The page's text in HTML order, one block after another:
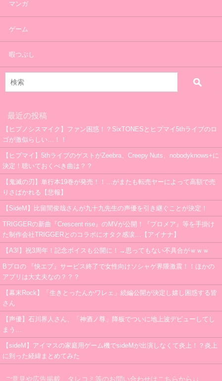
マンガ
ゲーム
暇つぶし
最近の投稿
【ヒプノシスマイク】ファン困惑！？SixTONESとヒプマイ5thライブのロ
ゴが激似らしい…！！
【ヒプマイ】5thライブのゲストがZeebra、Creepy Nuts、nobodyknows+に
決定！聴いておくべき曲は？？
【鬼滅の刃】単行本19巻が発売！！…がまたも転売ヤーによって高額で売
りさばかれる【悲報】
【SideM】比留間俊哉さんが九十九先生の声優を引き継ぐことが決定！
TRIGGERの新曲『Crescent rise』のMVが公開！『プロメア』等を手掛け
た制作会社TRIGGERとのコラボにオタク感涙…【アイナナ】
【A3!】祝3周年！記念ボイスも公開に！→思ってもない不具合がｗｗｗ
Bプロの 『快エブ』サービス終了で女性向けソシャゲ界隈激震！！ほかの
アプリは大丈夫なの？？？
【幕末Rock】「生きとったんかワレェ」続編公開が決定し嬉し困惑する皆
さん
【声優】石川界人さん、「神酒ノ尊」降板でついに地上波デビューしてし
まう…
【sideM】アイマスの家庭用ゲーム機でsideMが出演しなくて炎上！？炎上
に到った経緯まとめてみた
ご意見や広告掲載、タレコミ等のお問い合わせはこちらから↓↓